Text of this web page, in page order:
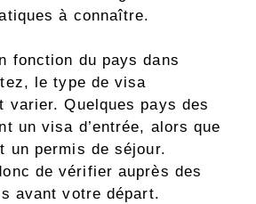
à connaître.
fonction du pays dans
le type de visa
varier. Quelques pays des
un visa d’entrée, alors que
un permis de séjour.
de vérifier auprès des
avant votre départ.